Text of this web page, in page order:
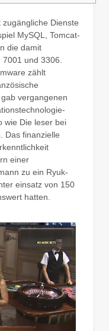
Dienste
MySQL, Tomcat-
die damit
und 3306.
zählt
vergangenen
wie Die leser bei
Das finanzielle
einer
zu ein Ryuk-
einsatz von 150
hatten.